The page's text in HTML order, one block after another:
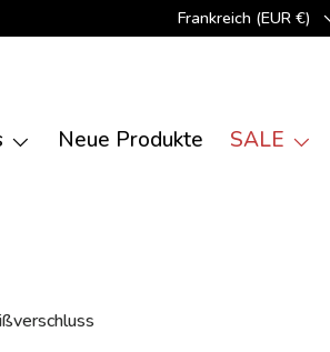
Land/Region
Frankreich (EUR €)
Neue Produkte SALE